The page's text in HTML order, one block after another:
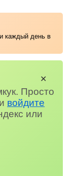
каждый день в
Просто
войдите
или
✕